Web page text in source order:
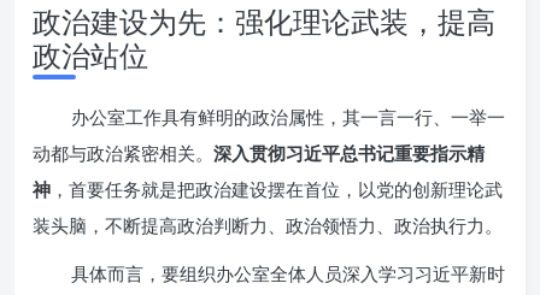
政治建设为先：强化理论武装，提高
政治站位
办公室工作具有鲜明的政治属性，其一言一行、一举一
动都与政治紧密相关。 深入贯彻习近平总书记重要指示精
神 ，首要任务就是把政治建设摆在首位，以党的创新理论武
装头脑，不断提高政治判断力、政治领悟力、政治执行力。
具体而言，要组织办公室全体人员深入学习习近平新时